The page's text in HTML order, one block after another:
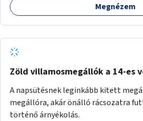
Megnézem
Zöld villamosmegállók a 14-es
A napsütésnek leginkább kitett
megállóra, akár önálló rácsozatra
történő árnyékolás.